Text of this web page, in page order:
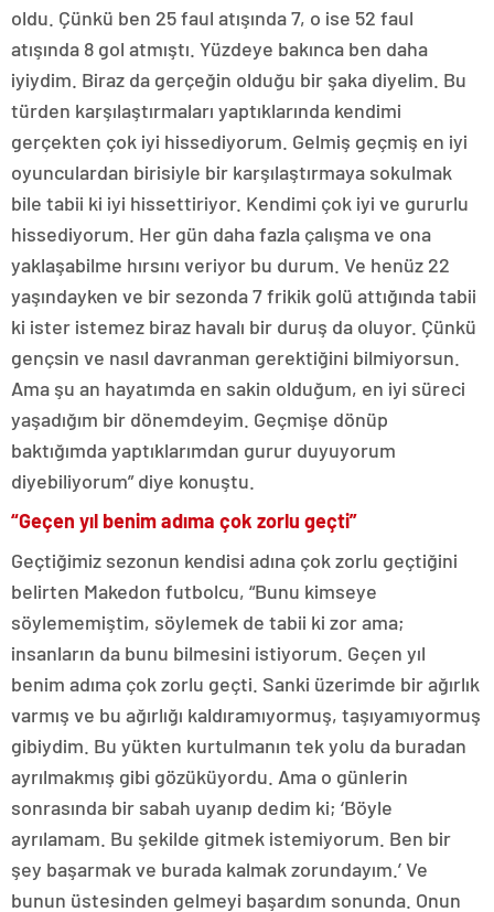
oldu. Çünkü ben 25 faul atışında 7, o ise 52 faul
atışında 8 gol atmıştı. Yüzdeye bakınca ben daha
iyiydim. Biraz da gerçeğin olduğu bir şaka diyelim. Bu
türden karşılaştırmaları yaptıklarında kendimi
gerçekten çok iyi hissediyorum. Gelmiş geçmiş en iyi
oyunculardan birisiyle bir karşılaştırmaya sokulmak
bile tabii ki iyi hissettiriyor. Kendimi çok iyi ve gururlu
hissediyorum. Her gün daha fazla çalışma ve ona
yaklaşabilme hırsını veriyor bu durum. Ve henüz 22
yaşındayken ve bir sezonda 7 frikik golü attığında tabii
ki ister istemez biraz havalı bir duruş da oluyor. Çünkü
gençsin ve nasıl davranman gerektiğini bilmiyorsun.
Ama şu an hayatımda en sakin olduğum, en iyi süreci
yaşadığım bir dönemdeyim. Geçmişe dönüp
baktığımda yaptıklarımdan gurur duyuyorum
diyebiliyorum” diye konuştu.
“Geçen yıl benim adıma çok zorlu geçti”
Geçtiğimiz sezonun kendisi adına çok zorlu geçtiğini
belirten Makedon futbolcu, “Bunu kimseye
söylememiştim, söylemek de tabii ki zor ama;
insanların da bunu bilmesini istiyorum. Geçen yıl
benim adıma çok zorlu geçti. Sanki üzerimde bir ağırlık
varmış ve bu ağırlığı kaldıramıyormuş, taşıyamıyormuş
gibiydim. Bu yükten kurtulmanın tek yolu da buradan
ayrılmakmış gibi gözüküyordu. Ama o günlerin
sonrasında bir sabah uyanıp dedim ki; ‘Böyle
ayrılamam. Bu şekilde gitmek istemiyorum. Ben bir
şey başarmak ve burada kalmak zorundayım.’ Ve
bunun üstesinden gelmeyi başardım sonunda. Onun